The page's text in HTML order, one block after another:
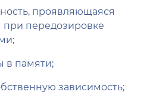
проявляющаяся
передозировке
в памяти;
зависимость;